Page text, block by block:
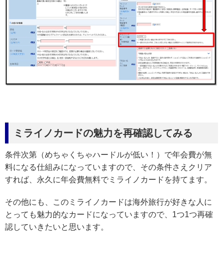
ミライノカードの魅力を再確認してみる
条件次第（めちゃくちゃハードルが低い！）で年会費が無
料になる仕組みになっていますので、その条件さえクリア
すれば、永久に年会費無料でミライノカードを持てます。
その他にも、このミライノカードは海外旅行が好きな人に
とっても魅力的なカードになっていますので、1つ1つ再確
認していきたいと思います。